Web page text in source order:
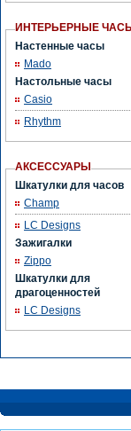
ИНТЕРЬЕРНЫЕ ЧАСЫ
Настенные часы
Mado
Настольные часы
Casio
Rhythm
АКСЕССУАРЫ
Шкатулки для часов
Champ
LC Designs
Зажигалки
Zippo
Шкатулки для
драгоценностей
LC Designs